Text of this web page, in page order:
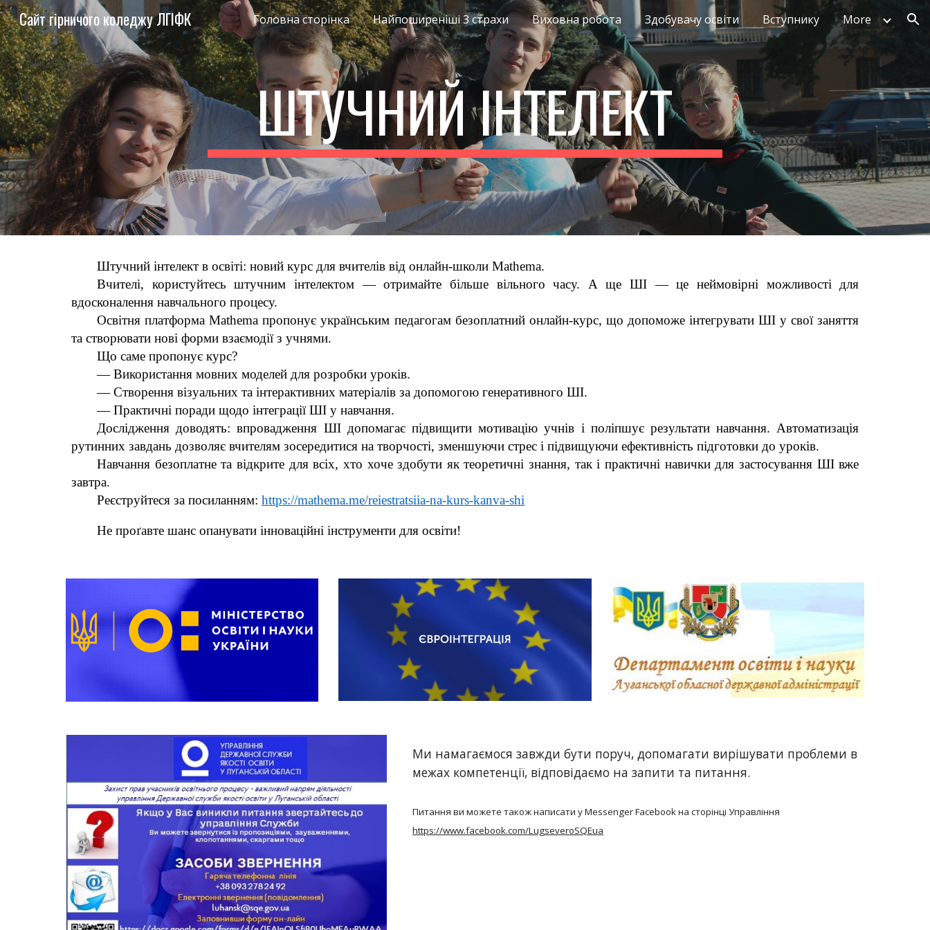
Skip to main content Skip to navigation
Сайт гірничого коледжу ЛГІФК Головна сторінка Найпоширеніші 3 страхи Виховна робота Здобувачу освіти Вступнику More
ШТУЧНИЙ ІНТЕЛЕКТ
Штучний інтелект в освіті: новий курс для вчителів від онлайн-школи Mathema.
Вчителі, користуйтесь штучним інтелектом — отримайте більше вільного часу. А ще ШІ — це неймовірні можливості для
вдосконалення навчального процесу.
Освітня платформа Mathema пропонує українським педагогам безоплатний онлайн-курс, що допоможе інтегрувати ШІ у свої заняття
та створювати нові форми взаємодії з учнями.
Що саме пропонує курс?
— Використання мовних моделей для розробки уроків.
— Створення візуальних та інтерактивних матеріалів за допомогою генеративного ШІ.
— Практичні поради щодо інтеграції ШІ у навчання.
Дослідження доводять: впровадження ШІ допомагає підвищити мотивацію учнів і поліпшує результати навчання. Автоматизація
рутинних завдань дозволяє вчителям зосередитися на творчості, зменшуючи стрес і підвищуючи ефективність підготовки до уроків.
Навчання безоплатне та відкрите для всіх, хто хоче здобути як теоретичні знання, так і практичні навички для застосування ШІ вже
завтра.
Реєструйтеся за посиланням: https://mathema.me/reiestratsiia-na-kurs-kanva-shi
Не проґавте шанс опанувати інноваційні інструменти для освіти!
Ми намагаємося завжди бути поруч, допомагати вирішувати проблеми в
межах компетенції, відповідаємо на запити та питання.
Питання ви можете також написати у Messenger Facebook на сторінці Управління
https://www.facebook.com/LugseveroSQEua